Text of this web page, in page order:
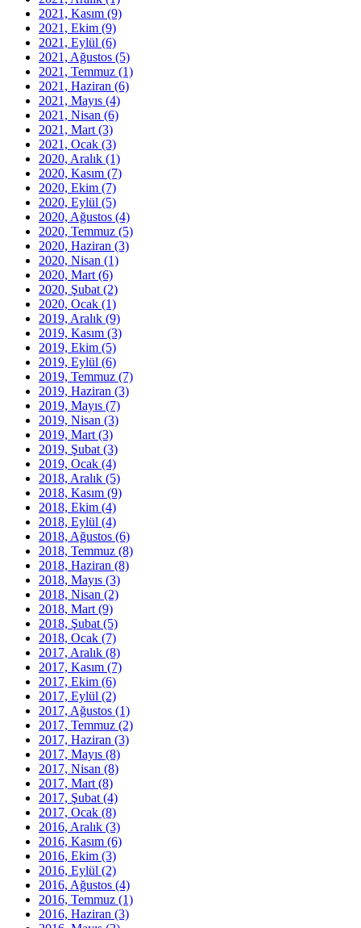
2021, Kasım (9)
2021, Ekim (9)
2021, Eylül (6)
2021, Ağustos (5)
2021, Temmuz (1)
2021, Haziran (6)
2021, Mayıs (4)
2021, Nisan (6)
2021, Mart (3)
2021, Ocak (3)
2020, Aralık (1)
2020, Kasım (7)
2020, Ekim (7)
2020, Eylül (5)
2020, Ağustos (4)
2020, Temmuz (5)
2020, Haziran (3)
2020, Nisan (1)
2020, Mart (6)
2020, Şubat (2)
2020, Ocak (1)
2019, Aralık (9)
2019, Kasım (3)
2019, Ekim (5)
2019, Eylül (6)
2019, Temmuz (7)
2019, Haziran (3)
2019, Mayıs (7)
2019, Nisan (3)
2019, Mart (3)
2019, Şubat (3)
2019, Ocak (4)
2018, Aralık (5)
2018, Kasım (9)
2018, Ekim (4)
2018, Eylül (4)
2018, Ağustos (6)
2018, Temmuz (8)
2018, Haziran (8)
2018, Mayıs (3)
2018, Nisan (2)
2018, Mart (9)
2018, Şubat (5)
2018, Ocak (7)
2017, Aralık (8)
2017, Kasım (7)
2017, Ekim (6)
2017, Eylül (2)
2017, Ağustos (1)
2017, Temmuz (2)
2017, Haziran (3)
2017, Mayıs (8)
2017, Nisan (8)
2017, Mart (8)
2017, Şubat (4)
2017, Ocak (8)
2016, Aralık (3)
2016, Kasım (6)
2016, Ekim (3)
2016, Eylül (2)
2016, Ağustos (4)
2016, Temmuz (1)
2016, Haziran (3)